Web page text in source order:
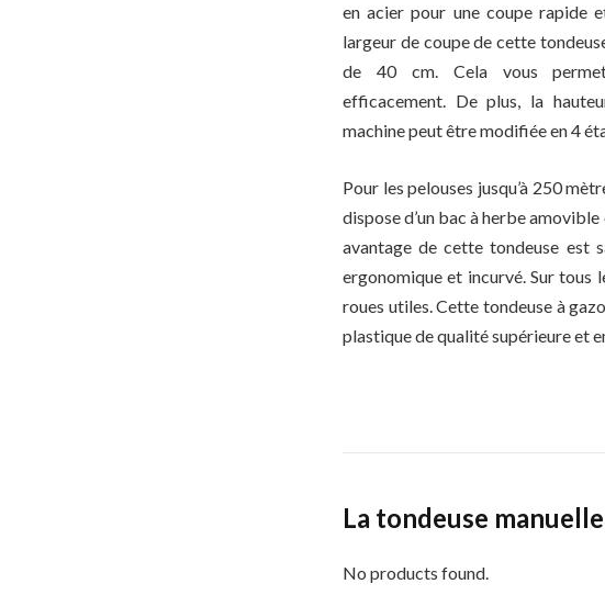
en acier pour une coupe rapide
largeur de coupe de cette
de 40 cm. Cela vous
efficacement. De plus, la
machine peut être modifiée en 4
Pour les pelouses jusqu’à 250
dispose d’un bac à herbe
avantage de cette tondeuse est
ergonomique et incurvé. Sur tous
roues utiles. Cette tondeuse à
plastique de qualité supérieure et
La tondeuse
No products found.